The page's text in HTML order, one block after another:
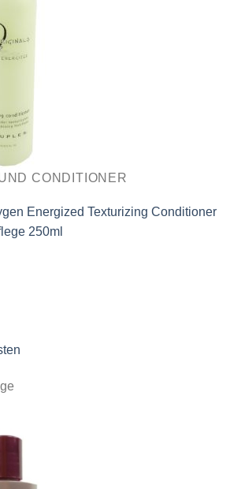
CONDITIONER
Energized Texturizing Conditioner
250ml